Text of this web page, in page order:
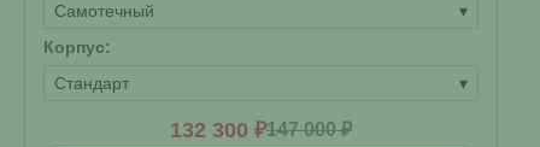
Самотечный
▾
Корпус:
Стандарт
▾
132 300 ₽147 000 ₽